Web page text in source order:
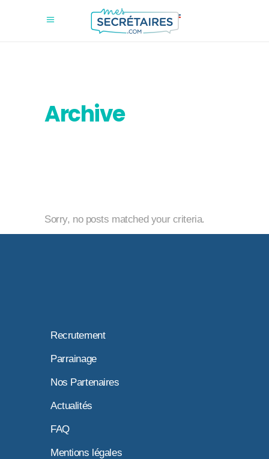
Archive
Sorry, no posts matched your criteria.
Recrutement
Parrainage
Nos Partenaires
Actualités
FAQ
Mentions légales